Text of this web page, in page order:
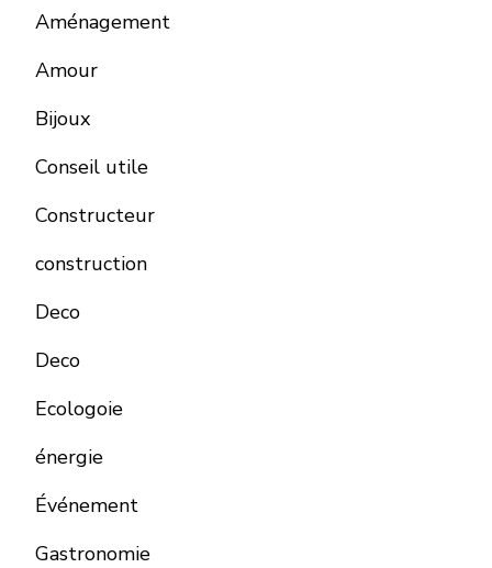
Aménagement
Amour
Bijoux
Conseil utile
Constructeur
construction
Deco
Deco
Ecologoie
énergie
Événement
Gastronomie